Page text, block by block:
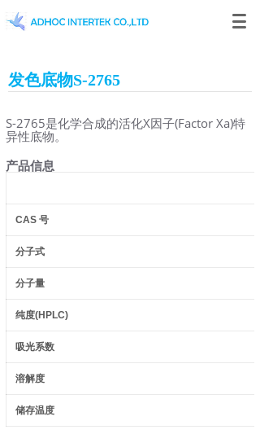
发色底物S-2765
S-2765是化学合成的活化X因子(Factor Xa)特
异性底物。
产品信息
CAS号
分子式
分子量
纯度(HPLC)
吸光系数
溶解度
储存温度